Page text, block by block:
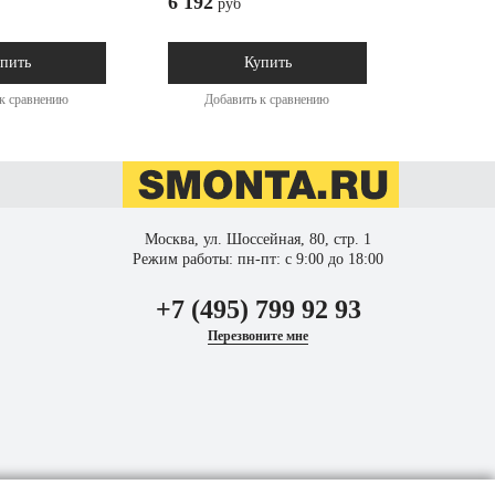
сравнению
руб
Купить
Добавить к сравнению
Москва, ул. Шоссейная, 80, стр. 1
Режим работы: пн-пт: с 9:00 до 18:00
+7 (495) 799 92 93
Перезвоните мне